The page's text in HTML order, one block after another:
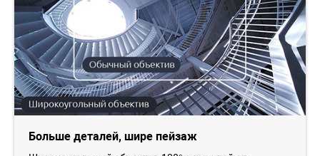
Больше деталей, шире пейзаж